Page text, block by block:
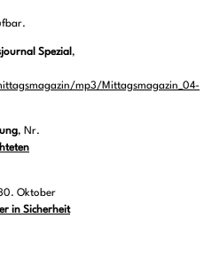
Spezial ,
mp3/Mittagsmagazin_04-
, Nr.
Oktober
in Sicherheit